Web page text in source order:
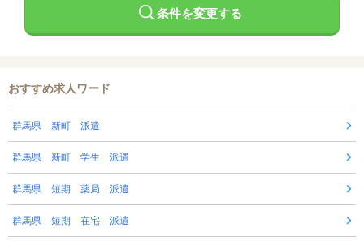
条件を変更する
おすすめ求人ワード
群馬県 新町 派遣
群馬県 新町 学生 派遣
群馬県 短期 薬局 派遣
群馬県 短期 在宅 派遣